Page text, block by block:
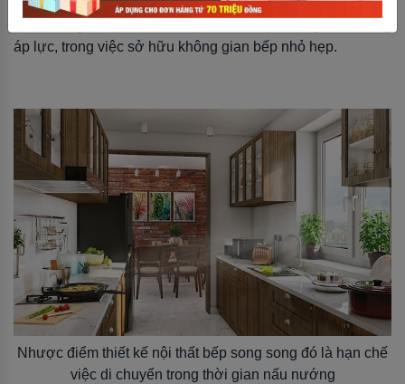
áp lực, trong việc sở hữu không gian bếp nhỏ hẹp.
Nhược điểm thiết kế nội thất bếp song song đó là hạn chế
việc di chuyển trong thời gian nấu nướng